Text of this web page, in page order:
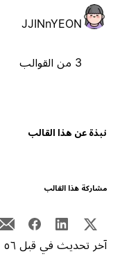
JJINnYEON
عن هذا القالب
هذا القالب
تحديث في قبل ٥٦ سنة